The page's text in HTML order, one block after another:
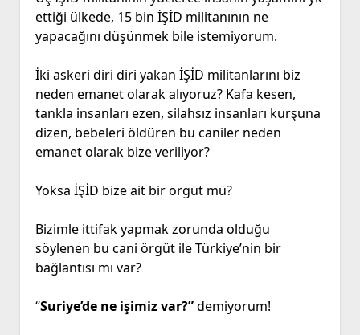
ettiği ülkede, 15 bin İŞİD militanının ne
yapacağını düşünmek bile istemiyorum.
İki askeri diri diri yakan İŞİD militanlarını biz
neden emanet olarak alıyoruz? Kafa kesen,
tankla insanları ezen, silahsız insanları kurşuna
dizen, bebeleri öldüren bu caniler neden
emanet olarak bize veriliyor?
Yoksa İŞİD bize ait bir örgüt mü?
Bizimle ittifak yapmak zorunda olduğu
söylenen bu cani örgüt ile Türkiye’nin bir
bağlantısı mı var?
“Suriye’de ne işimiz var?”demiyorum!